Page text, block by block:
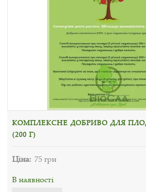
КОМПЛЕКСНЕ ДОБРИВО ДЛЯ
(200 Г)
Ціна: 75 грн
В наявності